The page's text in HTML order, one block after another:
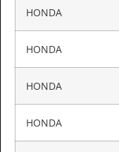
HONDA
HONDA
HONDA
HONDA